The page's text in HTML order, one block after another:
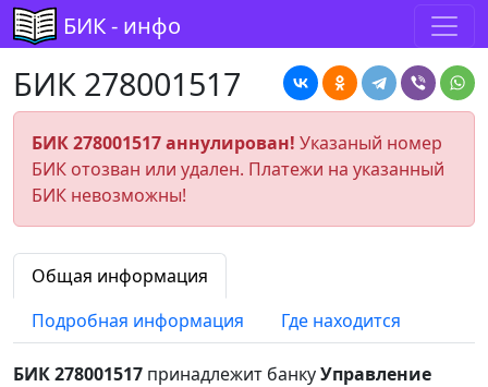
БИК - инфо
БИК 278001517
БИК 278001517 аннулирован! Указаный номер
БИК отозван или удален. Платежи на указанный
БИК невозможны!
Общая информация
Подробная информация
Где находится
БИК 278001517 принадлежит банкуУправление